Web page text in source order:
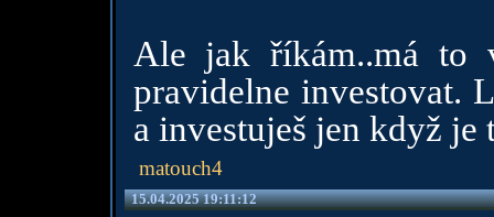
Ale jak říkám..má to
pravidelne investovat.
a investuješ jen když je
matouch4
15.04.2025 19:11:12